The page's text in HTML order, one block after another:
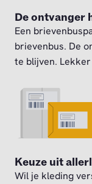
De ontvanger
Een
brievenbus. De
te blijven.
Keuze uit
Wil je kleding